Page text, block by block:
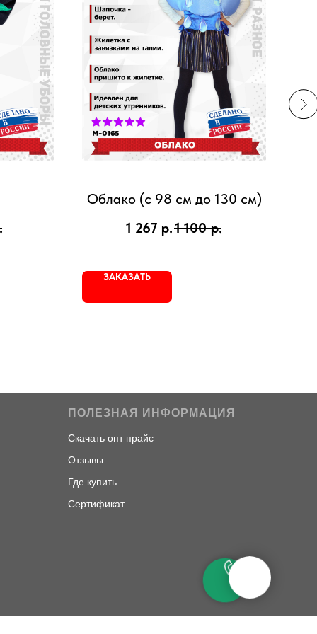
Облако (с 98 см до 130 см)
1 267 р.1 100 р.
ЗАКАЗАТЬ
ПОЛЕЗНАЯ ИНФОРМАЦИЯ
Скачать опт прайс
Сертификат
Отзывы
Где купить